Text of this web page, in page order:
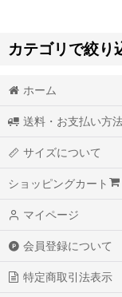
:
カテゴリで絞り
BRAND - ブランド- (
ANVIL
AS COLOUR
ホーム
送料・お支払い方
サイズについて
ショッピングカート
マイページ
会員登録について
特定商取引法表示